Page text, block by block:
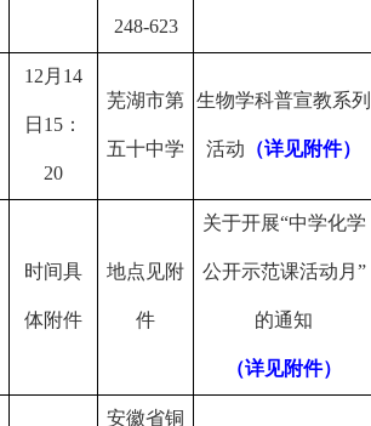
248-623
12月 14
日 15 ：
20
芜湖市第
五十中学
生物学科普宣教系列
活动 （详见附件）
时间具
体附件
地点见附
件
关于开展“中学化学
公开示范课活动月”
的通知
（详见附件）
安徽省铜